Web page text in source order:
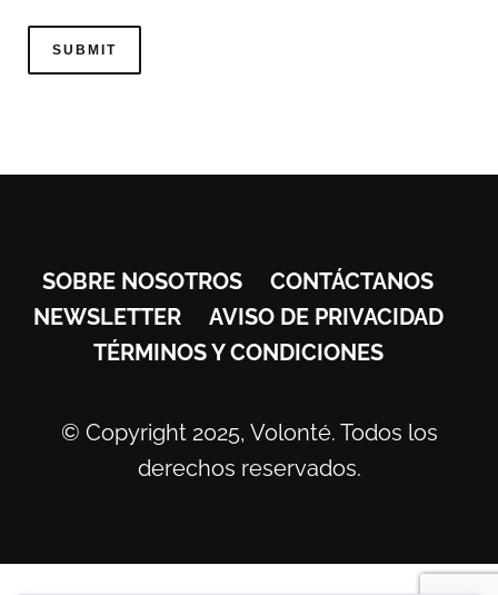
SOBRE NOSOTROS
CONTÁCTANOS
NEWSLETTER
AVISO DE PRIVACIDAD
TÉRMINOS Y CONDICIONES
© Copyright 2025, Volonté. Todos los
derechos reservados.